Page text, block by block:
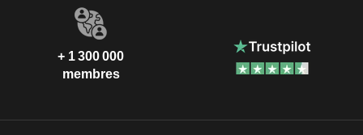
+ 1 300 000
membres